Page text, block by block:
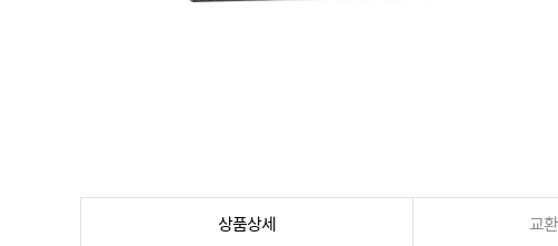
상품상세 교